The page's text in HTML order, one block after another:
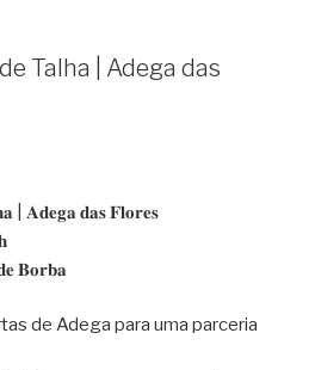
Talha | Adega das
| 𝐀𝐝𝐞𝐠𝐚 𝐝𝐚𝐬 𝐅𝐥𝐨𝐫𝐞𝐬
𝐁𝐨𝐫𝐛𝐚
de Adega para uma parceria